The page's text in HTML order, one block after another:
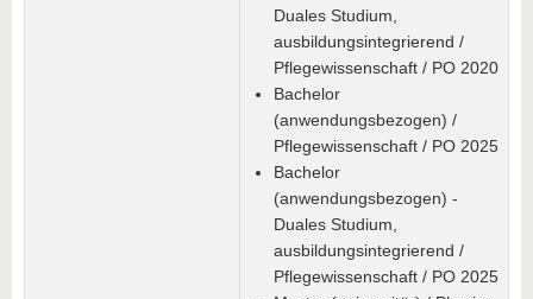
Duales Studium,
ausbildungsintegrierend /
Pflegewissenschaft / PO 2020
Bachelor
(anwendungsbezogen) /
Pflegewissenschaft / PO 2025
Bachelor
(anwendungsbezogen) -
Duales Studium,
ausbildungsintegrierend /
Pflegewissenschaft / PO 2025